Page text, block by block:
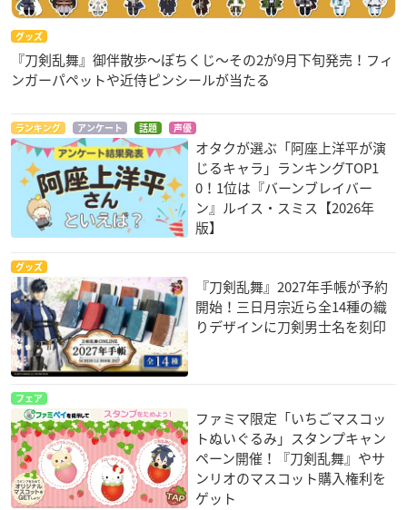
グッズ
『刀剣乱舞』御伴散歩～ぽちくじ～その2が9月下旬発売！フィ
ンガーパペットや近侍ピンシールが当たる
ランキング アンケート 話題 声優
オタクが選ぶ「阿座上洋平が演
じるキャラ」ランキングTOP1
0！1位は『バーンブレイバー
ン』ルイス・スミス【2026年
版】
グッズ
『刀剣乱舞』2027年手帳が予約
開始！三日月宗近ら全14種の織
りデザインに刀剣男士名を刻印
フェア
ファミマ限定「いちごマスコッ
トぬいぐるみ」スタンプキャン
ペーン開催！『刀剣乱舞』やサ
ンリオのマスコット購入権利を
ゲット